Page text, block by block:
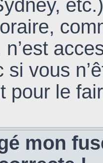
vous
pour le
mon